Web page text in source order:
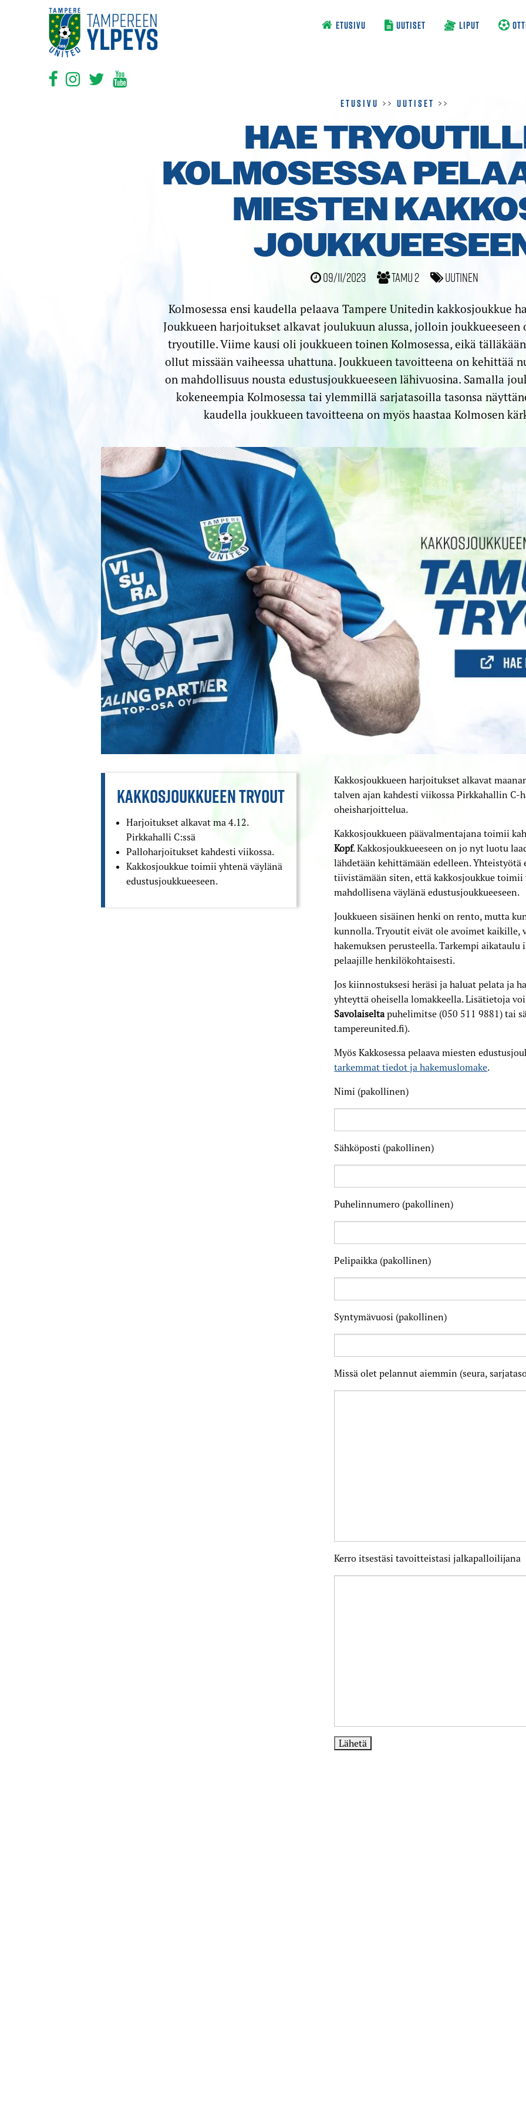
ETUSIVU UUTISET LIPUT
Etusivu >> Uutiset >>
HAE
KOLMOSESSA
MIESTEN
09/11/2023 TamU 2 Uutinen
Kolmosessa ensi kaudella pelaava Tampere Unitedin kakkosjoukkue
Joukkueen harjoitukset alkavat joulukuun alussa, jolloin
tryoutille. Viime kausi oli joukkueen toinen Kolmosessa, eikä
ollut missään vaiheessa uhattuna. Joukkueen tavoitteena on kehittää
on mahdollisuus nousta edustusjoukkueeseen lähivuosina. Samalla
kokeneempia Kolmosessa tai ylemmillä sarjatasoilla tasonsa
kaudella joukkueen tavoitteena on myös haastaa Kolmosen
KAKKOSJOUKKUEEN TRYOUT
Harjoitukset alkavat ma 4.12.
Pirkkahalli C:ssä
Palloharjoitukset kahdesti viikossa.
Kakkosjoukkue toimii yhtenä väylänä
edustus­joukkueeseen.
Kakkosjoukkueen harjoitukset alkavat
talven ajan kahdesti viikossa Pirkkahallin C-
oheisharjoittelua.
Kakkosjoukkueen päävalmentajana toimii
Kopf. Kakkosjoukkueeseen on jo nyt luotu
lähdetään kehittämään edelleen. Yhteistyötä
tiivistämään siten, että kakkosjoukkue
mahdollisena väylänä edustusjoukkueeseen.
Joukkueen sisäinen henki on rento, mutta
kunnolla. Tryoutit eivät ole avoimet kaikille,
hakemuksen perusteella. Tarkempi
pelaajille henkilökohtaisesti.
Jos kiinnostuksesi heräsi ja haluat pelata ja
yhteyttä oheisella lomakkeella. Lisätietoja
Savolaiseltapuhelimitse (050 511 9881) tai
tampereunited.fi).
Myös Kakkosessa pelaava miesten
tarkemmat tiedot ja hakemuslomake.
Nimi (pakollinen)
Sähköposti (pakollinen)
Puhelinnumero (pakollinen)
Pelipaikka (pakollinen)
Syntymävuosi (pakollinen)
Missä olet pelannut aiemmin (seura,
Kerro itsestäsi tavoitteistasi jalkapalloilijana